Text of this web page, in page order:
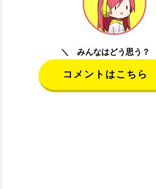
みんなはどう思う？
コメントはこちら